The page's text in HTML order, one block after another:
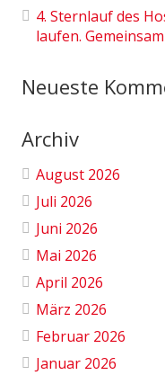
4. Sternlauf des
laufen.
Neueste
Archiv
August 2026
Juli 2026
Juni 2026
Mai 2026
April 2026
März 2026
Februar 2026
Januar 2026